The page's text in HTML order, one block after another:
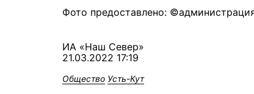
Фото предоставлено:
ИА «Наш Север»
21.03.2022 17:19
Общество Усть-Кут